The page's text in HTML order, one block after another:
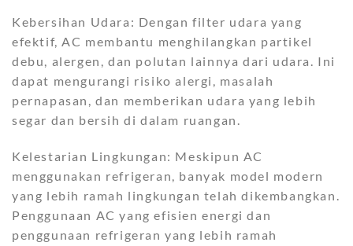
Kebersihan Udara: Dengan filter udara yang
efektif, AC membantu menghilangkan partikel
debu, alergen, dan polutan lainnya dari udara. Ini
dapat mengurangi risiko alergi, masalah
pernapasan, dan memberikan udara yang lebih
segar dan bersih di dalam ruangan.
Kelestarian Lingkungan: Meskipun AC
menggunakan refrigeran, banyak model modern
yang lebih ramah lingkungan telah dikembangkan.
Penggunaan AC yang efisien energi dan
penggunaan refrigeran yang lebih ramah